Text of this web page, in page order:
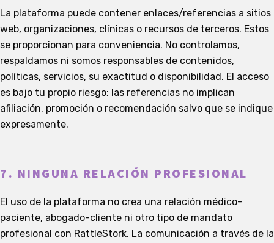
La plataforma puede contener enlaces/referencias a sitios
web, organizaciones, clínicas o recursos de terceros. Estos
se proporcionan para conveniencia. No controlamos,
respaldamos ni somos responsables de contenidos,
políticas, servicios, su exactitud o disponibilidad. El acceso
es bajo tu propio riesgo; las referencias no implican
afiliación, promoción o recomendación salvo que se indique
expresamente.
7. NINGUNA RELACIÓN PROFESIONAL
El uso de la plataforma no crea una relación médico-
paciente, abogado-cliente ni otro tipo de mandato
profesional con RattleStork. La comunicación a través de la